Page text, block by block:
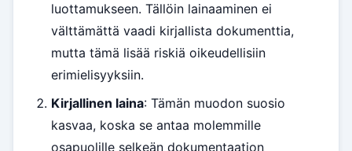
luottamukseen. Tällöin lainaaminen ei
välttämättä vaadi kirjallista dokumenttia,
mutta tämä lisää riskiä oikeudellisiin
erimielisyyksiin.
Kirjallinen laina: Tämän muodon suosio
kasvaa, koska se antaa molemmille
osapuolille selkeän dokumentaation